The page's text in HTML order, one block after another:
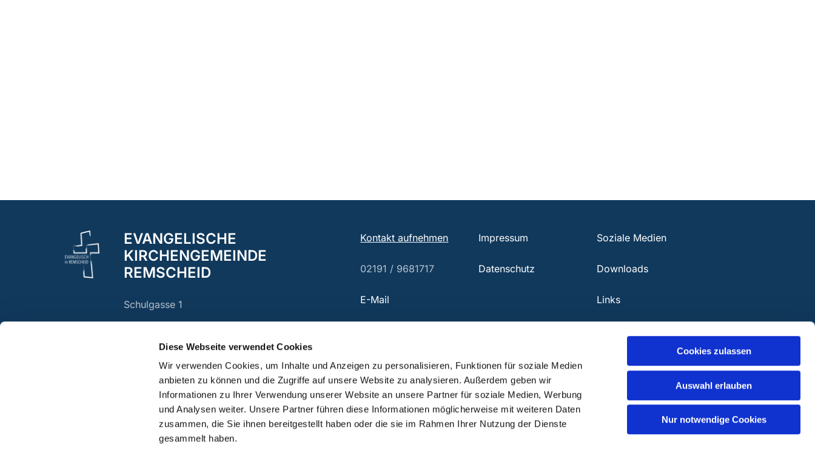
Diese Webseite verwendet Cookies
Wir verwenden Cookies, um Inhalte und Anzeigen zu personalisieren, Funktionen für soziale Medien
anbieten zu können und die Zugriffe auf unsere Website zu analysieren. Außerdem geben wir
Informationen zu Ihrer Verwendung unserer Website an unsere Partner für soziale Medien, Werbung
und Analysen weiter. Unsere Partner führen diese Informationen möglicherweise mit weiteren Daten
zusammen, die Sie ihnen bereitgestellt haben oder die sie im Rahmen Ihrer Nutzung der Dienste
gesammelt haben.
Cookies zulassen
Auswahl erlauben
Nur notwendige Cookies
EVANGELISCHE
KIRCHENGEMEINDE
REMSCHEID
Schulgasse 1
Kontakt aufnehmen
02191 / 9681717
E-Mail
Impressum
Datenschutz
Soziale Medien
Downloads
Links
Datenschutzerklärung ChurchDesk-Login